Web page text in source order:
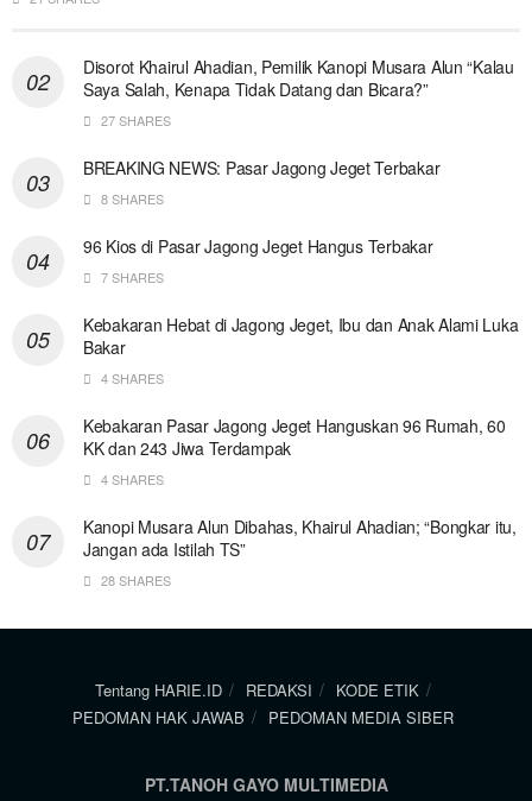
Disorot Khairul Ahadian, Pemilik Kanopi Musara Alun “Kalau
Saya Salah, Kenapa Tidak Datang dan Bicara?”
27 SHARES
BREAKING NEWS: Pasar Jagong Jeget Terbakar
8 SHARES
96 Kios di Pasar Jagong Jeget Hangus Terbakar
7 SHARES
Kebakaran Hebat di Jagong Jeget, Ibu dan Anak Alami Luka
Bakar
4 SHARES
Kebakaran Pasar Jagong Jeget Hanguskan 96 Rumah, 60
KK dan 243 Jiwa Terdampak
4 SHARES
Kanopi Musara Alun Dibahas, Khairul Ahadian; “Bongkar itu,
Jangan ada Istilah TS”
28 SHARES
Tentang HARIE.ID REDAKSI
KODE ETIK
PEDOMAN HAK JAWAB
PEDOMAN MEDIA SIBER
PT.TANOH GAYO MULTIMEDIA